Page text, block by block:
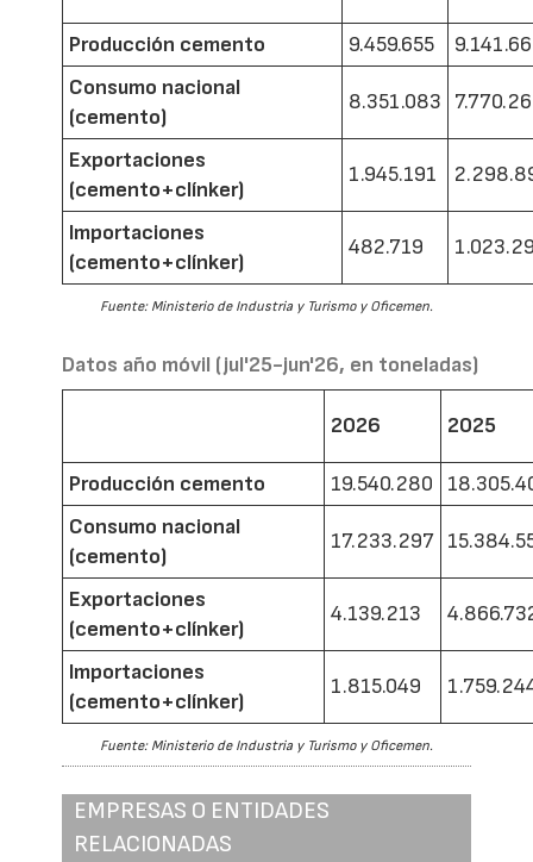
Producción cemento 9.459.655
Consumo nacional
(cemento)
8.351.083
Exportaciones
(cemento+clínker)
1.945.191
Importaciones
(cemento+clínker)
482.719
Fuente: Ministerio de Industria y Turismo y Oficemen.
Datos año móvil (jul'25-jun'26, en toneladas)
2026 2025
Producción cemento 19.540.280
Consumo nacional
(cemento)
17.233.297
Exportaciones
(cemento+clínker)
4.139.213
Importaciones
(cemento+clínker)
1.815.049
Fuente: Ministerio de Industria y Turismo y Oficemen.
EMPRESAS O ENTIDADES
RELACIONADAS